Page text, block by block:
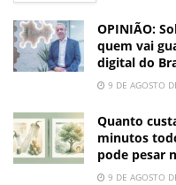
OPINIÃO:
quem vai
digital do
9 DE AGOSTO
Quanto
minutos
pode pesar
9 DE AGOSTO